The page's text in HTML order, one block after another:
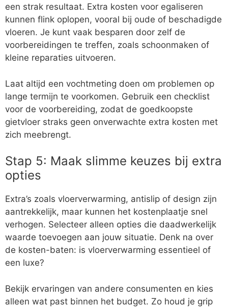
een strak resultaat. Extra kosten voor egaliseren
kunnen flink oplopen, vooral bij oude of beschadigde
vloeren. Je kunt vaak besparen door zelf de
voorbereidingen te treffen, zoals schoonmaken of
kleine reparaties uitvoeren.
Laat altijd een vochtmeting doen om problemen op
lange termijn te voorkomen. Gebruik een checklist
voor de voorbereiding, zodat de goedkoopste
gietvloer straks geen onverwachte extra kosten met
zich meebrengt.
Stap 5: Maak slimme keuzes bij extra
opties
Extra’s zoals vloerverwarming, antislip of design zijn
aantrekkelijk, maar kunnen het kostenplaatje snel
verhogen. Selecteer alleen opties die daadwerkelijk
waarde toevoegen aan jouw situatie. Denk na over
de kosten-baten: is vloerverwarming essentieel of
een luxe?
Bekijk ervaringen van andere consumenten en kies
alleen wat past binnen het budget. Zo houd je grip